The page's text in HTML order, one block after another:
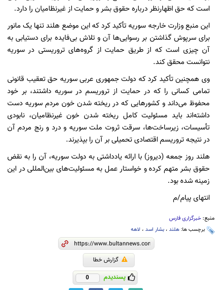
است که حق اظهارنظر درباره حقوق بشر و حمایت از غیرنظامیان را دارد.
این منبع وزارت خارجه سوریه تأکید کرد که این موضع هلند تنها یک مانور
برای سرپوش گذاشتن بر رسوایی‌ها آن و تلاش بی‌فایده برای دستیابی به
آن چیزی است که از طریق حمایت از گروه‌های تروریستی در سوریه
نتوانست محقق کند.
وی همچنین تأکید کرد که دولت جمهوری عربی سوریه حق تعقیب قانونی
تمامی کسانی را که در حمایت از تروریسم در سوریه داشتند، بر خود
محفوظ می‌داند و کشورهایی که در ریخته شدن خون مردم سوریه دست
داشته‌اند باید مسئولیت کامل ریخته شدن خون غیرنظامیان، نابودی
تأسیسات، زیرساخت‌ها، سرقت ثروت ملت سوریه و درد و رنج مردم آن
در نتیجه تروریسم اقتصادی تحمیلی بر آن را بپذیرند.
هلند روز جمعه (دیروز) با ارائه یادداشتی به دولت سوریه، آن را به نقض
حقوق بشر متهم کرده و خواستار عمل به مسئولیت‌های بین‌المللی در این
زمینه شده بود.
انتهای پیام/م
منبع: خبرگزاری فارس
برچسب ها: هلند ، بشار اسد ، لاهه
گزارش خطا
پسندیدم 0